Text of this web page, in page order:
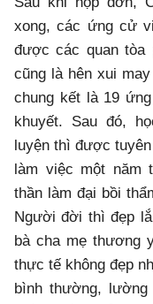
xong, các ứng cử
được các quan tòa
cũng là hên xui
chung kết là 19
khuyết. Sau đó,
luyện thì được
làm việc một năm
thần làm đại bồi
Người đời thì đẹp
bà cha mẹ thương
thực tế không đẹp
bình thường,